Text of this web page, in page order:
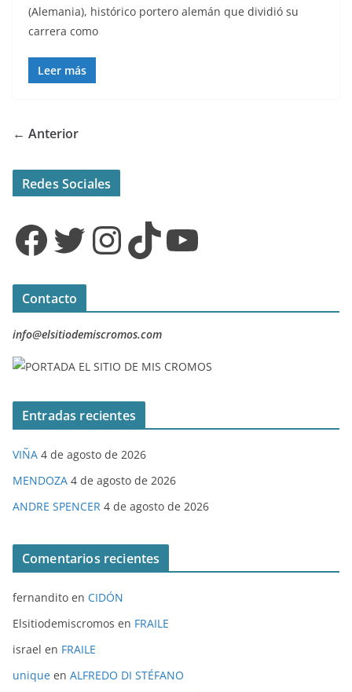
(Alemania), histórico portero alemán que dividió su
carrera como
Leer más
← Anterior
Redes Sociales
Facebook Twitter InstagramTikTok YouTube
Contacto
info@elsitiodemiscromos.com
Entradas recientes
VIÑA 4 de agosto de 2026
MENDOZA 4 de agosto de 2026
ANDRE SPENCER 4 de agosto de 2026
Comentarios recientes
fernandito en CIDÓN
Elsitiodemiscromos en FRAILE
israel en FRAILE
unique en ALFREDO DI STÉFANO